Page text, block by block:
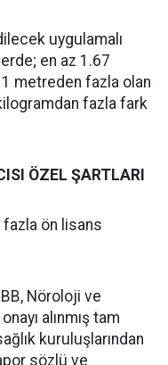
uygulamalı
en az 1.67
metreden fazla olan
fazla fark
ÖZEL ŞARTLARI
ön lisans
Nöroloji ve
alınmış tam
kuruluşlarından
sözlü ve